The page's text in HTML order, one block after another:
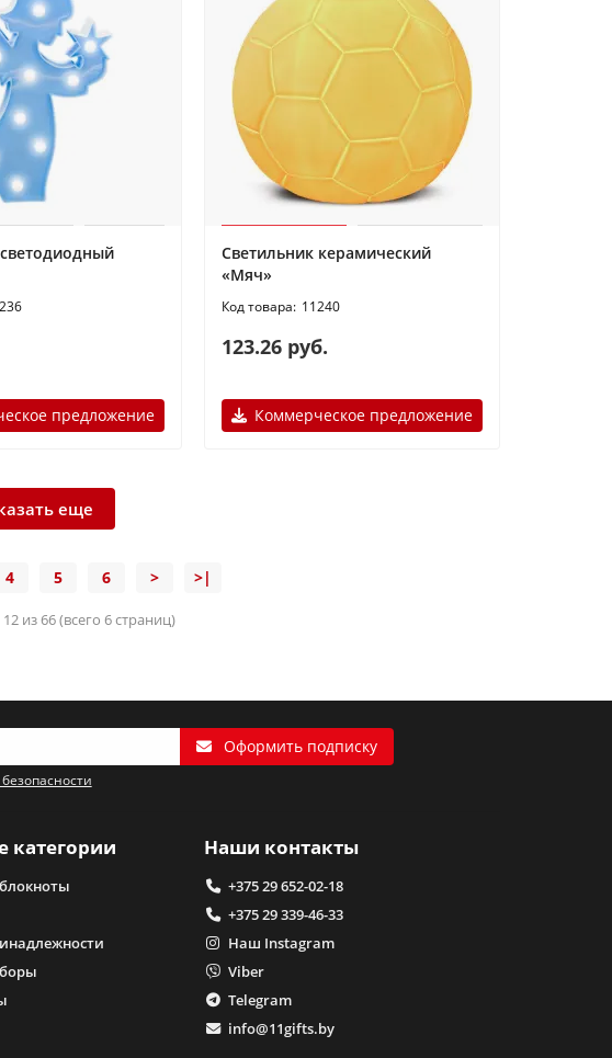
предложение
Светильник керамический
«Мяч»
11240
123.26 руб.
Коммерческое предложение
еще
4 5 6 > >|
из 66 (всего 6 страниц)
Оформить подписку
категории Наши контакты
+375 29 652-02-18
+375 29 339-46-33
Наш Instagram
Viber
Telegram
info@11gifts.by